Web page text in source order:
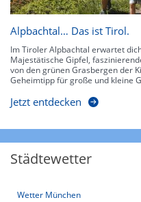
Alpbachtal… Das ist Tirol.
Im Tiroler Alpbachtal erwartet
Majestätische Gipfel,
von den grünen Grasbergen der
Geheimtipp für große und kleine
Jetzt entdecken
Städtewetter
Wetter München